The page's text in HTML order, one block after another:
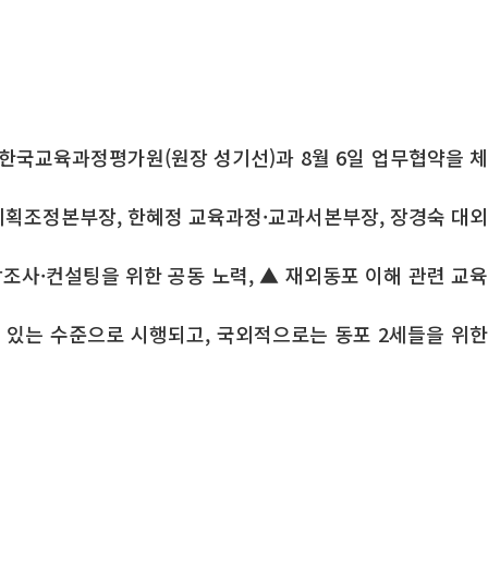
교육과정평가원(원장 성기선)과 8월 6일 업무협약을 체
조정본부장, 한혜정 교육과정·교과서본부장, 장경숙 대외
사·컨설팅을 위한 공동 노력, ▲ 재외동포 이해 관련 교육
는 수준으로 시행되고, 국외적으로는 동포 2세들을 위한